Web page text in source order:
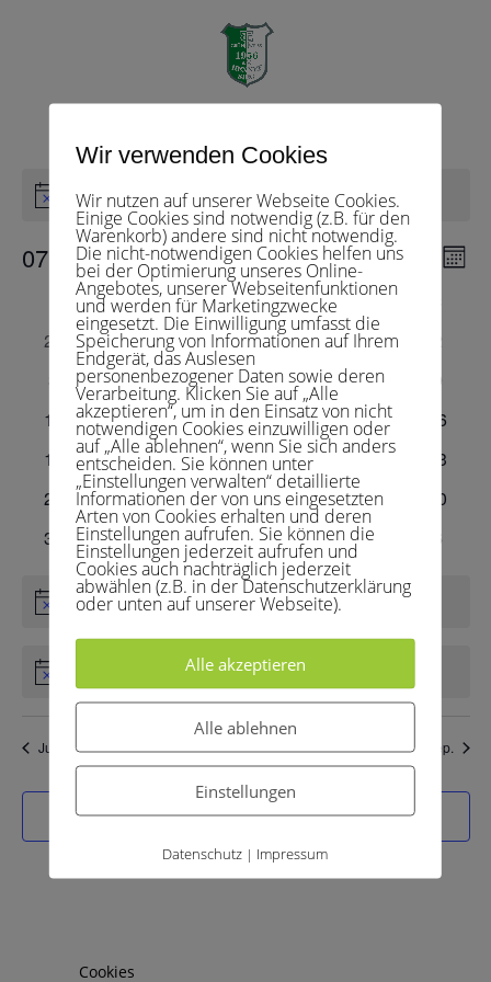
Veranstaltungen
HinweisEs sind keine anstehenden Veranstaltungen vorhanden.
Suche
und
SucheMonat
07.08.2026
Kalender
von
Veranstaltungen
MONTAG DDIENSTAGMMITTWOCH
DDONNERSTAG
FFREITAG
0
Veranstaltungen
27
0
Veranstaltungen
28
0
Veranstaltungen
29
0
Veranstaltungen
30
0
Veranstaltungen
31
0
1
Veranstaltungen
0
Veranstaltungen
4
0
Veranstaltungen
5
0
Veranstaltungen
6
0
Veranstaltungen
7
0
8
0
Veranstaltungen
10
0
Veranstaltungen
11
0
Veranstaltungen
12
0
Veranstaltungen
13
0
Veranstaltungen
14
0
Veranstaltungen
15
16
0
Veranstaltungen
17
0
Veranstaltungen
18
0
Veranstaltungen
19
0
Veranstaltungen
20
0
Veranstaltungen
21
0
22
23
0
Veranstaltungen
24
0
Veranstaltungen
25
0
Veranstaltungen
26
0
Veranstaltungen
27
0
Veranstaltungen
28
0
Veranstaltungen
29
30
0
Veranstaltungen
31
0
Veranstaltungen
1
0
Veranstaltungen
2
0
Veranstaltungen
3
0
Veranstaltungen
4
0
5
HinweisEs sind keine anstehenden Veranstaltungen vorhanden.
Hinweis Es gibt keine Veranstaltungen an diesem Tag.
Juli Dieser Monat Sep.
Kalender abonnieren
Cookies
Wir verwenden Cookies
Wir nutzen auf unserer Webseite Cookies.
Einige Cookies sind notwendig (z.B. für den
Warenkorb) andere sind nicht notwendig.
Die nicht-notwendigen Cookies helfen uns
bei der Optimierung unseres Online-
Angebotes, unserer Webseitenfunktionen
und werden für Marketingzwecke
eingesetzt. Die Einwilligung umfasst die
Speicherung von Informationen auf Ihrem
Endgerät, das Auslesen
personenbezogener Daten sowie deren
Verarbeitung. Klicken Sie auf „Alle
akzeptieren“, um in den Einsatz von nicht
notwendigen Cookies einzuwilligen oder
auf „Alle ablehnen“, wenn Sie sich anders
entscheiden. Sie können unter
„Einstellungen verwalten“ detaillierte
Informationen der von uns eingesetzten
Arten von Cookies erhalten und deren
Einstellungen aufrufen. Sie können die
Einstellungen jederzeit aufrufen und
Cookies auch nachträglich jederzeit
abwählen (z.B. in der Datenschutzerklärung
oder unten auf unserer Webseite).
Alle akzeptieren
Alle ablehnen
Einstellungen
Datenschutz | Impressum